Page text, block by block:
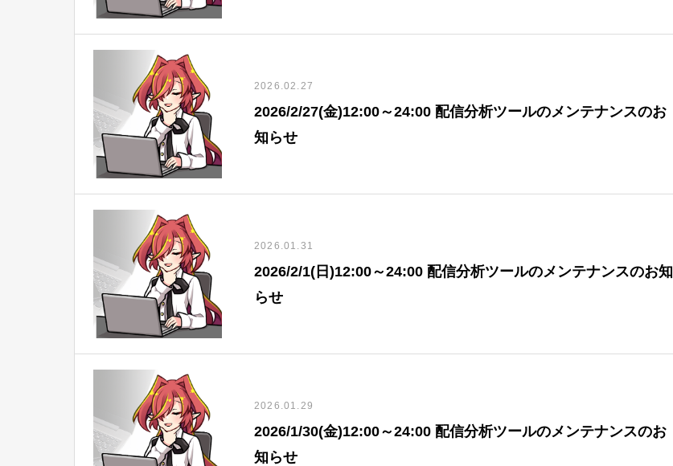
2026.02.27
2026/2/27(金)12:00～24:00 配信分析ツールのメンテナンスのお
知らせ
2026.01.31
2026/2/1(日)12:00～24:00 配信分析ツールのメンテナンスのお知
らせ
2026.01.29
2026/1/30(金)12:00～24:00 配信分析ツールのメンテナンスのお
知らせ